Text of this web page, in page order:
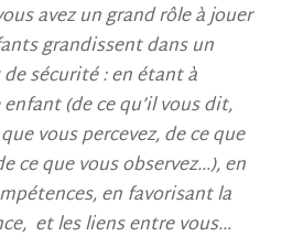
avez un grand rôle à jouer
grandissent dans un
sécurité : en étant à
(de ce qu’il vous dit,
vous percevez, de ce que
ce que vous observez…), en
en favorisant la
et les liens entre vous…